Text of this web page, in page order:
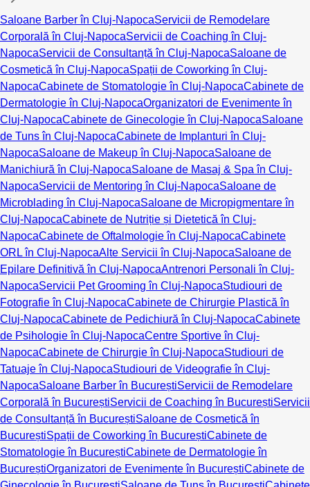
Saloane Barber în Cluj-NapocaServicii de Remodelare
Corporală în Cluj-NapocaServicii de Coaching în Cluj-
NapocaServicii de Consultanță în Cluj-NapocaSaloane de
Cosmetică în Cluj-NapocaSpații de Coworking în Cluj-
NapocaCabinete de Stomatologie în Cluj-NapocaCabinete de
Dermatologie în Cluj-NapocaOrganizatori de Evenimente în
Cluj-NapocaCabinete de Ginecologie în Cluj-NapocaSaloane
de Tuns în Cluj-NapocaCabinete de Implanturi în Cluj-
NapocaSaloane de Makeup în Cluj-NapocaSaloane de
Manichiură în Cluj-NapocaSaloane de Masaj & Spa în Cluj-
NapocaServicii de Mentoring în Cluj-NapocaSaloane de
Microblading în Cluj-NapocaSaloane de Micropigmentare în
Cluj-NapocaCabinete de Nutriție și Dietetică în Cluj-
NapocaCabinete de Oftalmologie în Cluj-NapocaCabinete
ORL în Cluj-NapocaAlte Servicii în Cluj-NapocaSaloane de
Epilare Definitivă în Cluj-NapocaAntrenori Personali în Cluj-
NapocaServicii Pet Grooming în Cluj-NapocaStudiouri de
Fotografie în Cluj-NapocaCabinete de Chirurgie Plastică în
Cluj-NapocaCabinete de Pedichiură în Cluj-NapocaCabinete
de Psihologie în Cluj-NapocaCentre Sportive în Cluj-
NapocaCabinete de Chirurgie în Cluj-NapocaStudiouri de
Tatuaje în Cluj-NapocaStudiouri de Videografie în Cluj-
NapocaSaloane Barber în BucureștiServicii de Remodelare
Corporală în BucureștiServicii de Coaching în BucureștiServicii
de Consultanță în BucureștiSaloane de Cosmetică în
BucureștiSpații de Coworking în BucureștiCabinete de
Stomatologie în BucureștiCabinete de Dermatologie în
BucureștiOrganizatori de Evenimente în BucureștiCabinete de